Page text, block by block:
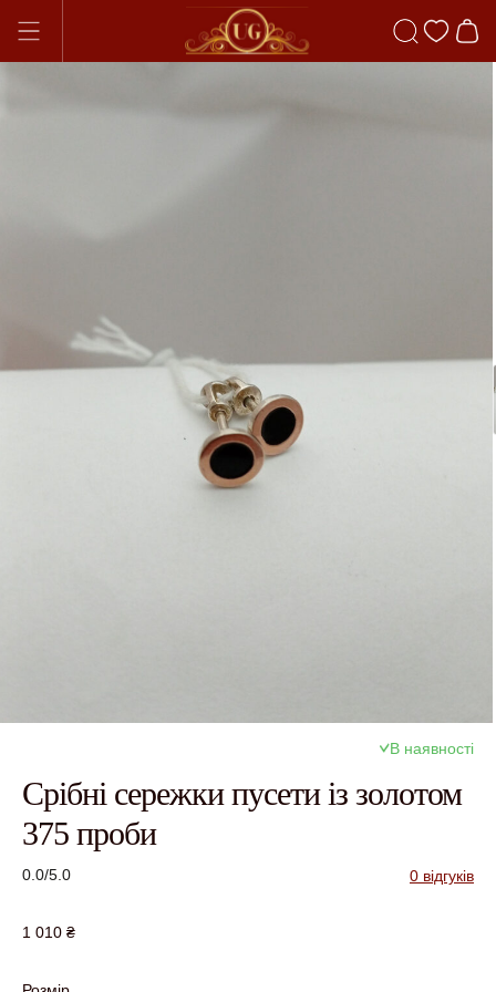
В наявності
Срібні сережки пусети із золотом
375 проби
0.0/5.0 0 відгуків
1 010 ₴